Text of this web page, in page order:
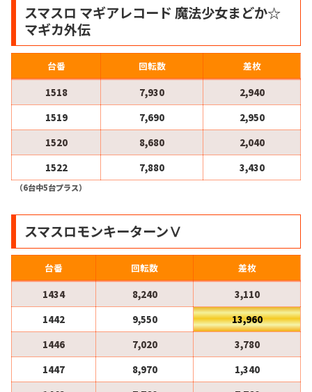
スマスロ マギアレコード 魔法少女まどか☆
マギカ外伝
台番 回転数
差枚
1518
7,930
2,940
1519
7,690
2,950
1520
8,680
2,040
1522
7,880 3,430
（6台中5台プラス）
スマスロモンキーターンⅤ
台番 回転数
差枚
1434
8,240
3,110
1442
9,550
13,960
1446
7,020
3,780
1447
8,970
1,340